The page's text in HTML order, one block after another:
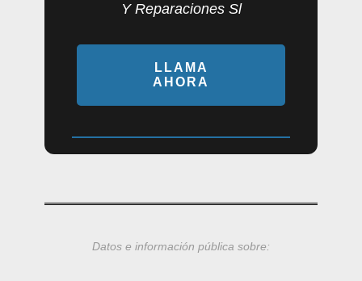
Y Reparaciones Sl
LLAMA
AHORA
Datos e información pública sobre: